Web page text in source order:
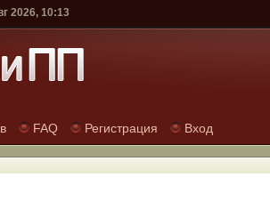
2026, 10:13
FAQ Регистрация Вход